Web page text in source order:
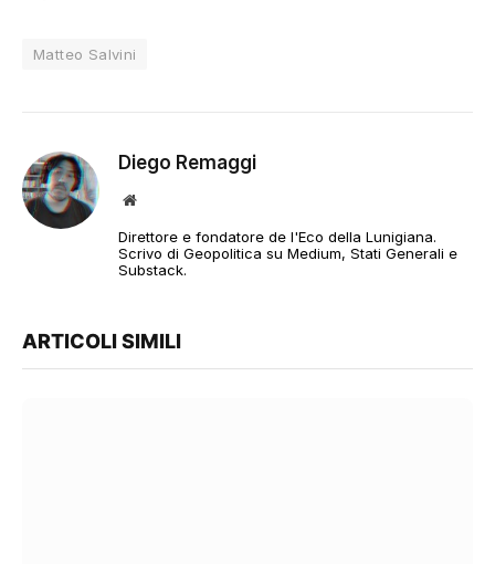
Matteo Salvini
Diego Remaggi
Sito
Direttore e fondatore de l'Eco della Lunigiana.
Scrivo di Geopolitica su Medium, Stati Generali e
Substack.
ARTICOLI SIMILI